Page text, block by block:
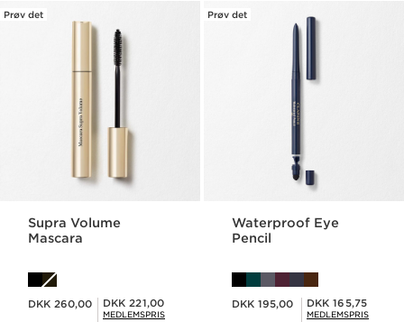
Prøv det
Supra Volume
Mascara
DKK 260,00 Medlemspris DKK 221,00
DKK 221,00
MEDLEMSPRIS
Prøv det
Waterproof Eye
Pencil
DKK 195,00 Medlemspris DKK 165,75
DKK 165,75
MEDLEMSPRIS